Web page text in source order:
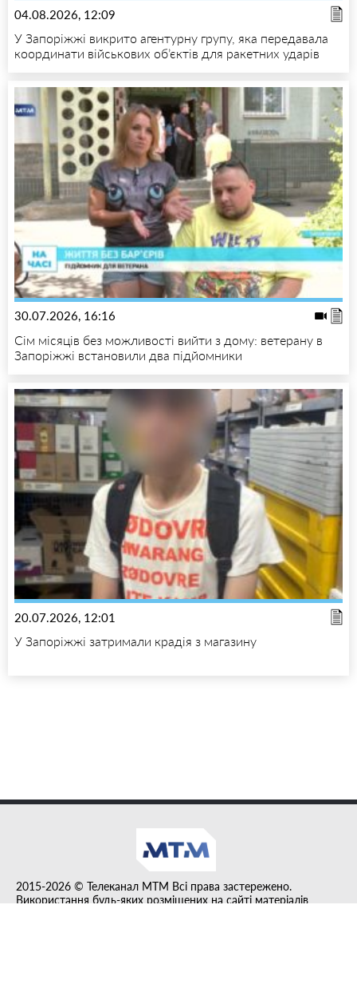
04.08.2026, 12:09
У Запоріжжі викрито агентурну групу, яка передавала
координати військових об’єктів для ракетних ударів
30.07.2026, 16:16
Сім місяців без можливості вийти з дому: ветерану в
Запоріжжі встановили два підйомники
20.07.2026, 12:01
У Запоріжжі затримали крадія з магазину
2015-2026 © Телеканал MTM Всі права застережено.
Використання будь-яких розміщених на сайті матеріалів